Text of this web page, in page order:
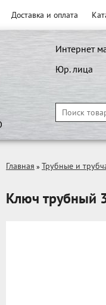
Доставка и оплата
Интернет
Юр. лица
Главная » Трубные и
Ключ трубный